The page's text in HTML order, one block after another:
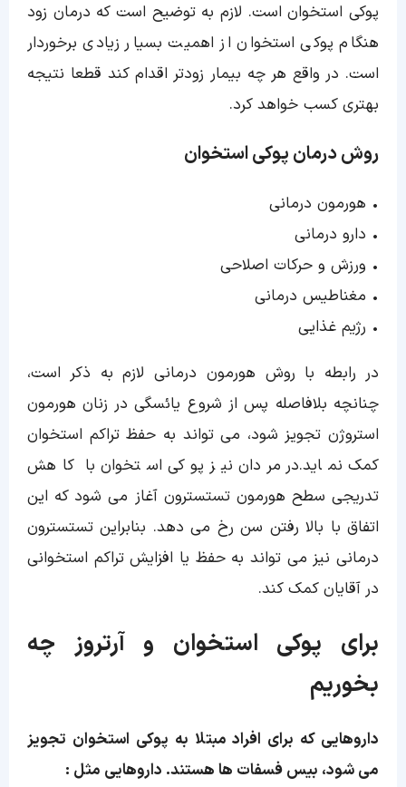
پوکی استخوان است. لازم به توضیح است که درمان زود
هنگام پوکی استخوان از اهمیت بسیار زیادی برخوردار
است. در واقع هر چه بیمار زودتر اقدام کند قطعا نتیجه
بهتری کسب خواهد کرد.
روش درمان پوکی استخوان
• هورمون درمانی
• دارو درمانی
• ورزش و حرکات اصلاحی
• مغناطیس درمانی
• رژیم غذایی
در رابطه با روش هورمون درمانی لازم به ذکر است،
چنانچه بلافاصله پس از شروع یائسگی در زنان هورمون
استروژن تجویز شود، می تواند به حفظ تراکم استخوان
کمک نماید.در مردان نیز پوکی استخوان با کاهش
تدریجی سطح هورمون تستسترون آغاز می شود که این
اتفاق با بالا رفتن سن رخ می دهد. بنابراین تستسترون
درمانی نیز می تواند به حفظ یا افزایش تراکم استخوانی
در آقایان کمک کند.
برای پوکی استخوان و آرتروز چه
بخوریم
داروهایی که برای افراد مبتلا به پوکی استخوان تجویز
می شود، بیس فسفات ها هستند. داروهایی مثل :